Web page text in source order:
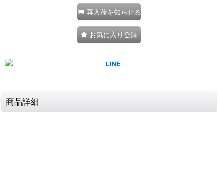
再入荷を知らせる
お気に入り登録
商品詳細